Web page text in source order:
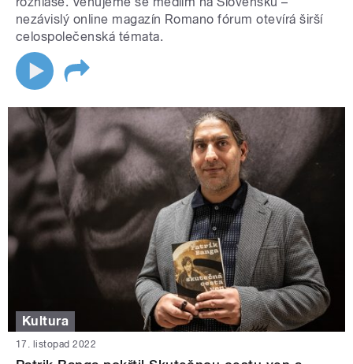
nezávislý online magazín Romano fórum otevírá širší
celospolečenská témata.
Kultura
17. listopad 2022